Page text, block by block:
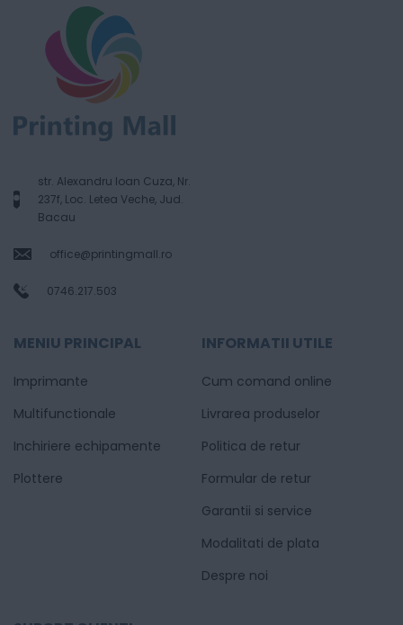
str. Alexandru Ioan Cuza, Nr.
237f, Loc. Letea Veche, Jud.
Bacau
office@printingmall.ro
0746.217.503
MENIU PRINCIPAL
Imprimante
Multifunctionale
Inchiriere echipamente
Plottere
INFORMATII UTILE
Cum comand online
Livrarea produselor
Politica de retur
Formular de retur
Garantii si service
Modalitati de plata
Despre noi